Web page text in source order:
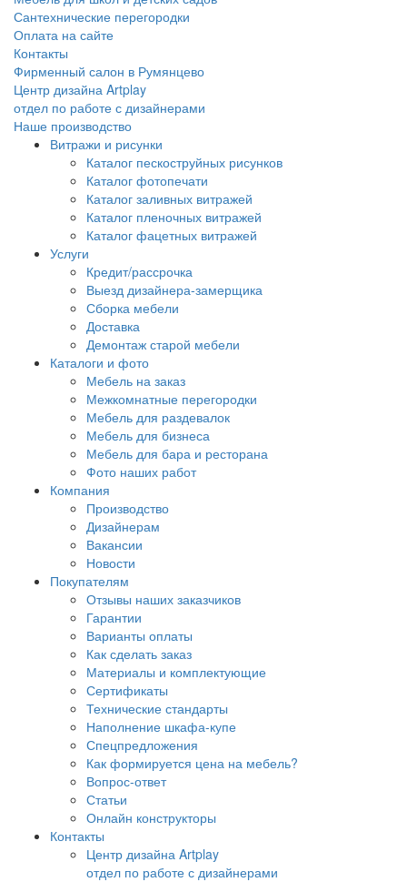
Сантехнические перегородки
Оплата на сайте
Контакты
Фирменный салон в Румянцево
Центр дизайна Artplay
отдел по работе с дизайнерами
Наше производство
Витражи и рисунки
Каталог пескоструйных рисунков
Каталог фотопечати
Каталог заливных витражей
Каталог пленочных витражей
Каталог фацетных витражей
Услуги
Кредит/рассрочка
Выезд дизайнера-замерщика
Сборка мебели
Доставка
Демонтаж старой мебели
Каталоги и фото
Мебель на заказ
Межкомнатные перегородки
Мебель для раздевалок
Мебель для бизнеса
Мебель для бара и ресторана
Фото наших работ
Компания
Производство
Дизайнерам
Вакансии
Новости
Покупателям
Отзывы наших заказчиков
Гарантии
Варианты оплаты
Как сделать заказ
Материалы и комплектующие
Сертификаты
Технические стандарты
Наполнение шкафа-купе
Спецпредложения
Как формируется цена на мебель?
Вопрос-ответ
Статьи
Онлайн конструкторы
Контакты
Центр дизайна Artplay
отдел по работе с дизайнерами